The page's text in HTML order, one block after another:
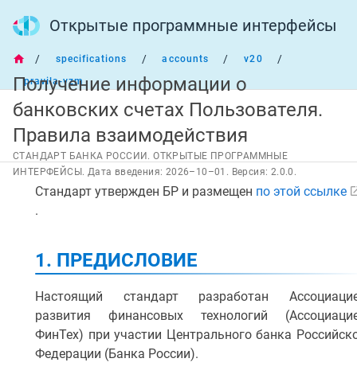
Открытые программные интерфейсы
/ specifications / accounts / v20 /
pravila-vzm
Получение информации о
банковских счетах Пользователя.
Правила взаимодействия
СТАНДАРТ БАНКА РОССИИ. ОТКРЫТЫЕ ПРОГРАММНЫЕ
ИНТЕРФЕЙСЫ. Дата введения: 2026–10–01. Версия: 2.0.0.
О
Д
Е
Р
Ж
Н
1. Предисловие
2. Введение
2.1. Область применения
Стандарт утвержден БР и размещен по этой ссылке
.
1. ПРЕДИСЛОВИЕ
Настоящий стандарт разработан
развития финансовых технологий
ФинТех) при участии Центрального банка
Федерации (Банка России).